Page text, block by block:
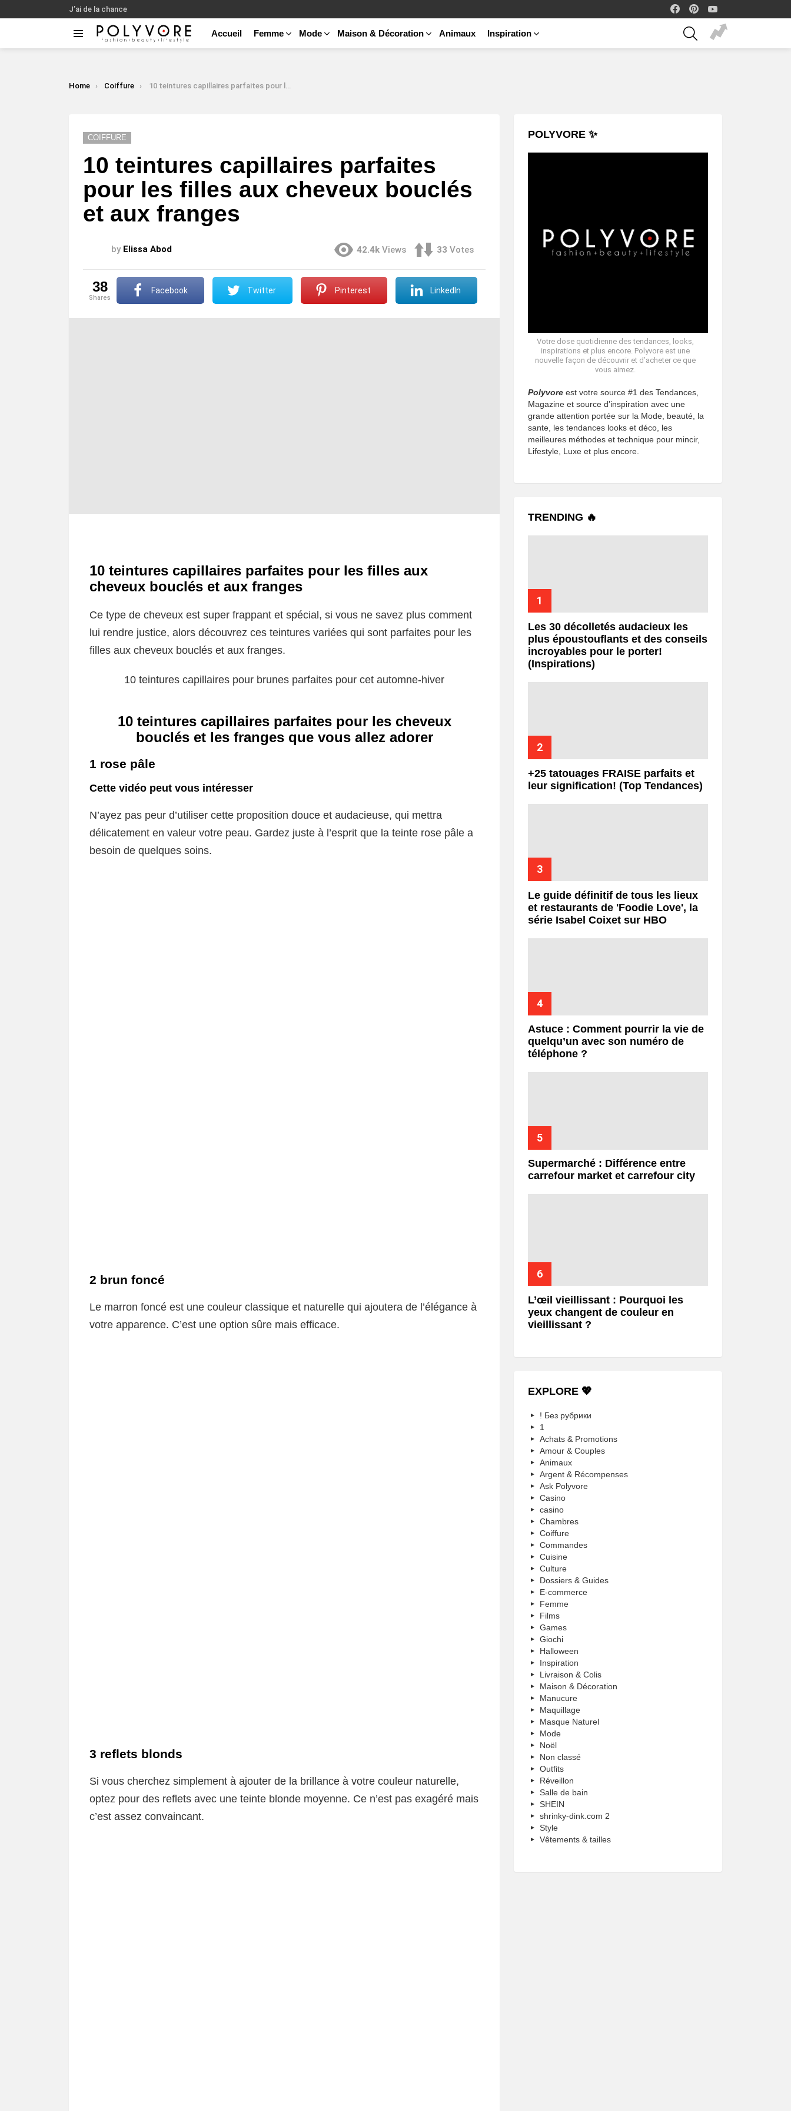
J’ai de la chance
facebook
Accueil Femme Mode Maison & Décoration Animaux Inspiration
SEARCH
You are here:
Home Coiffure 10 teintures capillaires parfaites pour les filles aux cheveux bouclés et aux franges
COIFFURE
10 teintures capillaires parfaites
pour les filles aux cheveux bouclés
et aux franges
by Elissa Abod 42.4k Views 33 Votes
38
shares
Facebook Twitter Pinterest LinkedIn
10 teintures capillaires parfaites pour les filles aux
cheveux bouclés et aux franges
Ce type de cheveux est super frappant et spécial, si vous ne savez plus comment
lui rendre justice, alors découvrez ces teintures variées qui sont parfaites pour les
filles aux cheveux bouclés et aux franges.
10 teintures capillaires pour brunes parfaites pour cet automne-hiver
10 teintures capillaires parfaites pour les cheveux
bouclés et les franges que vous allez adorer
1 rose pâle
Cette vidéo peut vous intéresser
N’ayez pas peur d’utiliser cette proposition douce et audacieuse, qui mettra
délicatement en valeur votre peau. Gardez juste à l’esprit que la teinte rose pâle a
besoin de quelques soins.
2 brun foncé
Le marron foncé est une couleur classique et naturelle qui ajoutera de l’élégance à
votre apparence. C’est une option sûre mais efficace.
3 reflets blonds
Si vous cherchez simplement à ajouter de la brillance à votre couleur naturelle,
optez pour des reflets avec une teinte blonde moyenne. Ce n’est pas exagéré mais
c’est assez convaincant.
POLYVORE ✨
Votre dose quotidienne des tendances, looks,
inspirations et plus encore. Polyvore est une
nouvelle façon de découvrir et d’acheter ce que
vous aimez.
Polyvore est votre source #1 des Tendances,
Magazine et source d’inspiration avec une
grande attention portée sur la Mode, beauté, la
sante, les tendances looks et déco, les
meilleures méthodes et technique pour mincir,
Lifestyle, Luxe et plus encore.
TRENDING 🔥
Les 30 décolletés audacieux les
plus époustouflants et des conseils
incroyables pour le porter!
(Inspirations)
+25 tatouages ​​FRAISE parfaits et
leur signification! (Top Tendances)
Le guide définitif de tous les lieux
et restaurants de 'Foodie Love', la
série Isabel Coixet sur HBO
Astuce : Comment pourrir la vie de
quelqu’un avec son numéro de
téléphone ?
Supermarché : Différence entre
carrefour market et carrefour city
L’œil vieillissant : Pourquoi les
yeux changent de couleur en
vieillissant ?
EXPLORE 💖
! Без рубрики
1
Achats & Promotions
Amour & Couples
Animaux
Argent & Récompenses
Ask Polyvore
Casino
casino
Chambres
Coiffure
Commandes
Cuisine
Culture
Dossiers & Guides
E-commerce
Femme
Films
Games
Giochi
Halloween
Inspiration
Livraison & Colis
Maison & Décoration
Manucure
Maquillage
Masque Naturel
Mode
Noël
Non classé
Outfits
Réveillon
Salle de bain
SHEIN
shrinky-dink.com 2
Style
Vêtements & tailles